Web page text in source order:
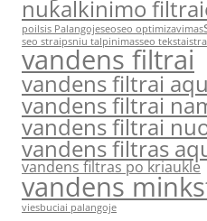
nukalkinimo filtrai
poilsis Palangojeseoseo optimizavimas
seo straipsniu talpinimasseo tekstai
vandens filtrai
vandens filtrai
vandens filtrai
vandens filtrai
vandens filtras
vandens filtras po kriaukle
vandens
viesbuciai palangoje